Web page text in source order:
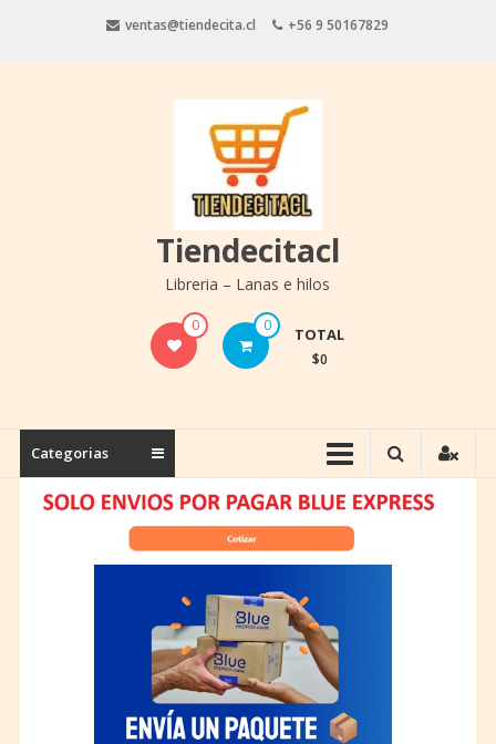
ventas@tiendecita.cl +56 9 50167829
Tiendecitacl
Libreria – Lanas e hilos
0 0 TOTAL
$0
Categorias